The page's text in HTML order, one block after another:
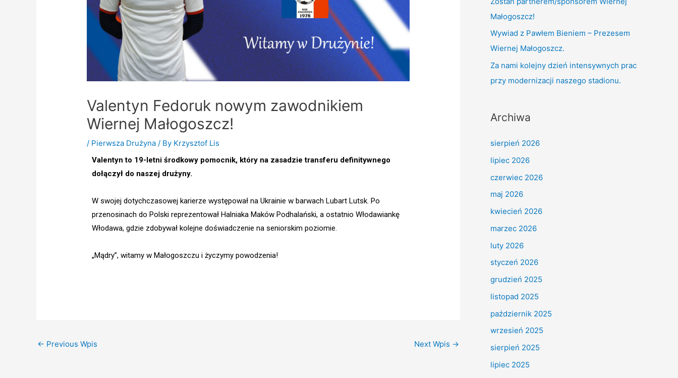
Valentyn Fedoruk nowym zawodnikiem
Wiernej Małogoszcz!
/ Pierwsza Drużyna / By Krzysztof Lis
Valentyn to 19-letni środkowy pomocnik, który na zasadzie transferu definitywnego
dołączył do naszej drużyny.
W swojej dotychczasowej karierze występował na Ukrainie w barwach Lubart Lutsk. Po
przenosinach do Polski reprezentował Halniaka Maków Podhalański, a ostatnio Włodawiankę
Włodawa, gdzie zdobywał kolejne doświadczenie na seniorskim poziomie.
„Mądry”, witamy w Małogoszczu i życzymy powodzenia!
← Previous Wpis Next Wpis →
Małogoszcz!
Wywiad z Pawłem Bieniem – Prezesem
Wiernej Małogoszcz.
Za nami kolejny dzień intensywnych prac
przy modernizacji naszego stadionu.
Archiwa
sierpień 2026
lipiec 2026
czerwiec 2026
maj 2026
kwiecień 2026
marzec 2026
luty 2026
styczeń 2026
grudzień 2025
listopad 2025
październik 2025
wrzesień 2025
sierpień 2025
lipiec 2025